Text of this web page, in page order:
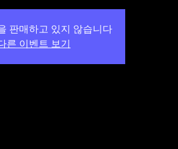
판매하고 있지 않습니다
른 이벤트 보기